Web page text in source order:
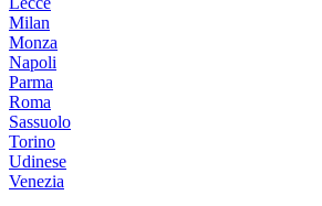
Milan
Monza
Napoli
Parma
Roma
Sassuolo
Torino
Udinese
Venezia